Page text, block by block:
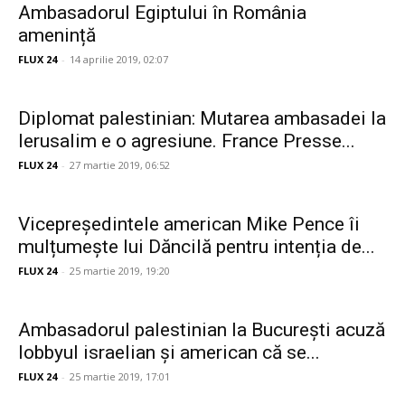
Ambasadorul Egiptului în România
amenință
FLUX 24 - 14 aprilie 2019, 02:07
Diplomat palestinian: Mutarea ambasadei la
Ierusalim e o agresiune. France Presse...
FLUX 24 - 27 martie 2019, 06:52
Vicepreședintele american Mike Pence îi
mulțumește lui Dăncilă pentru intenția de...
FLUX 24 - 25 martie 2019, 19:20
Ambasadorul palestinian la București acuză
lobbyul israelian și american că se...
FLUX 24 - 25 martie 2019, 17:01